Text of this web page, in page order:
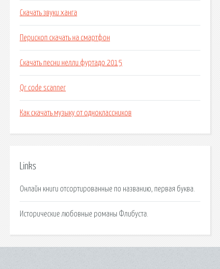
Скачать звуки ханга
Перископ скачать на смартфон
Скачать песни нелли фуртадо 2015
Qr code scanner
Как скачать музыку от одноклассников
Links
Онлайн книги отсортированные по названию, первая буква.
Исторические любовные романы Флибуста.